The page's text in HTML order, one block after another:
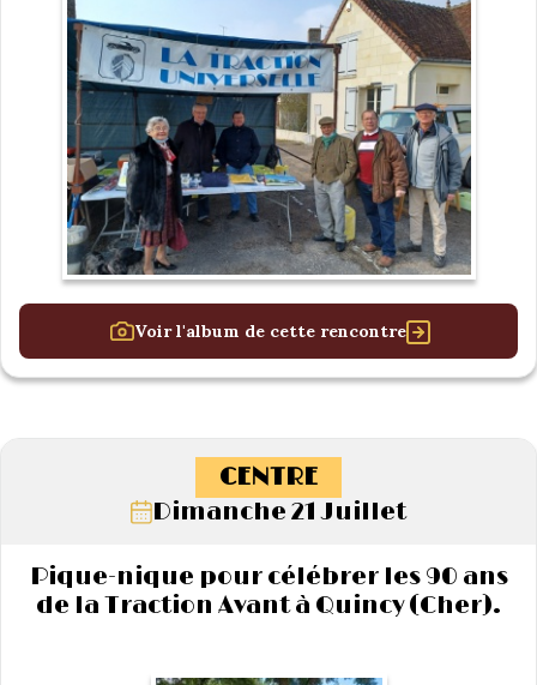
Voir l'album de cette rencontre
CENTRE
Dimanche 21 Juillet
Pique-nique pour célébrer les 90 ans
de la Traction Avant à Quincy (Cher).